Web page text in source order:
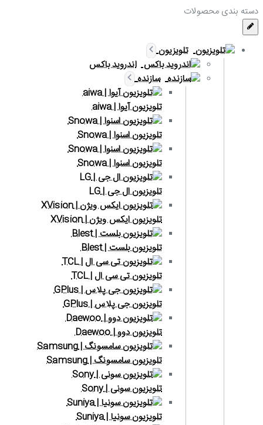
دسته بندی محصولات
تلویزیون
اندروید باکس
سازنده
تلویزیون آیوا | aiwa
تلویزیون اسنوا | Snowa
تلویزیون اسنوا | Snowa
تلویزیون ال جی | LG
تلویزیون ایکس ویژن | XVision
تلویزیون بلست | Blest
تلویزیون تی سی ال | TCL
تلویزیون جی پلاس | GPlus
تلویزیون دوو | Daewoo
تلویزیون سامسونگ | Samsung
تلویزیون سونی | Sony
تلویزیون سونیا | Suniya